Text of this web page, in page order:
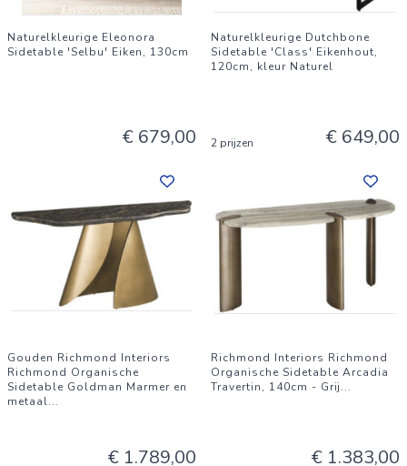
Naturelkleurige Eleonora
Sidetable 'Selbu' Eiken, 130cm
€ 679,00
Naturelkleurige Dutchbone
Sidetable 'Class' Eikenhout,
120cm, kleur Naturel
2 prijzen € 649,00
Gouden Richmond Interiors
Richmond Organische
Sidetable Goldman Marmer en
metaal...
€ 1.789,00
Richmond Interiors Richmond
Organische Sidetable Arcadia
Travertin, 140cm - Grij...
€ 1.383,00